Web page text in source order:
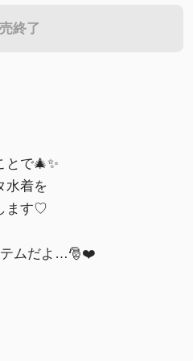
終了
とで🎄✨
水着を
ます♡
テムだよ…🎅❤️